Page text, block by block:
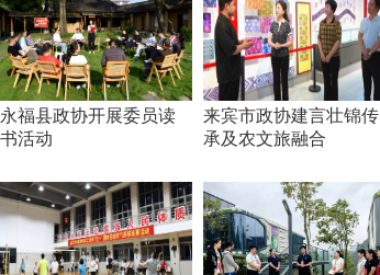
永福县政协开展委员读
书活动
来宾市政协建言壮锦传
承及农文旅融合